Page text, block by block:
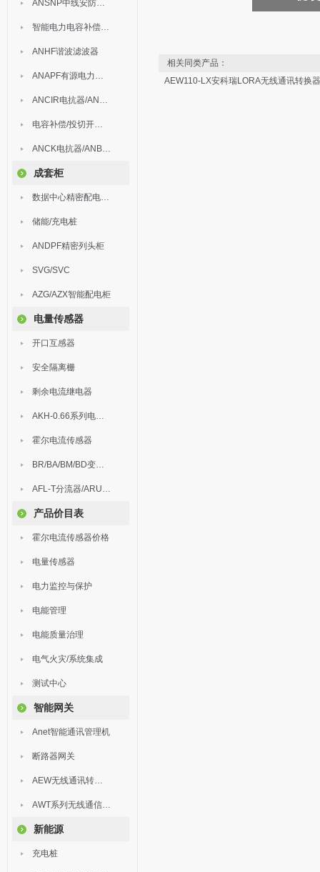
ANSNP中线安防保护器
智能电力电容补偿装置
ANHF谐波滤波器
ANAPF有源电力滤波器
ANCIR电抗器/ANHPD300谐波保护器
电容补偿/投切开关/ARC
ANCK电抗器/ANBSMJ自愈式低压并联电容器
成套柜
数据中心精密配电监控装置
储能/充电桩
ANDPF精密列头柜
SVG/SVC
AZG/AZX智能配电柜
电量传感器
开口互感器
安全隔离栅
剩余电流继电器
AKH-0.66系列电流互感器
霍尔电流传感器
BR/BA/BM/BD变送器
AFL-T分流器/ARU浪涌保护器
产品价目表
霍尔电流传感器价格
电量传感器
电力监控与保护
电能管理
电能质量治理
电气火灾/系统集成
测试中心
智能网关
Anet智能通讯管理机
断路器网关
AEW无线通讯转换器
AWT系列无线通信终端
新能源
充电桩
相关同类产品：
AEW110-LX安科瑞LORA无线通讯转换器